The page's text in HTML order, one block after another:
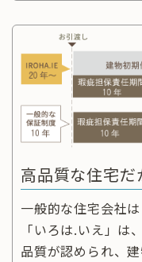
高品質な住宅だ
一般的な住宅会社
「いろは.いえ」は
品質が認められ、